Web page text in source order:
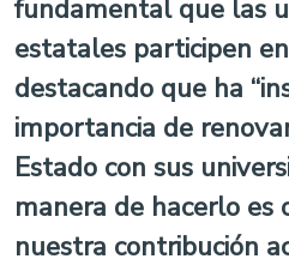
fundamental que las
estatales participen
destacando que ha
importancia de
Estado con sus
manera de hacerlo es
nuestra contribución